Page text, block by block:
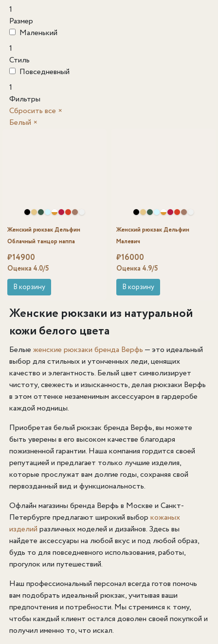
1
Размер
Маленький
1
Стиль
Повседневный
1
Фильтры
Сбросить все ×
Белый ×
Женский рюкзак Дельфин
Облачный танцор наппа
₽14900
Оценка 4.0/5
В корзину
Женский рюкзак Дельфин
Малевич
₽16000
Оценка 4.9/5
В корзину
Женские рюкзаки из натуральной
кожи белого цвета
Белые женские рюкзаки бренда Верфь — это идеальный
выбор для стильных и утонченных леди, ценящих
качество и элегантность. Белый цвет символизирует
чистоту, свежесть и изысканность, делая рюкзаки Верфь
в этом оттенке незаменимым аксессуаром в гардеробе
каждой модницы.
Приобретая белый рюкзак бренда Верфь, вы можете
быть уверены в его высоком качестве благодаря
пожизненной гарантии. Наша компания гордится своей
репутацией и предлагает только лучшие изделия,
которые прослужат вам долгие годы, сохраняя свой
первозданный вид и функциональность.
Офлайн магазины бренда Верфь в Москве и Санкт-
Петербурге предлагают широкий выбор кожаных
изделий различных моделей и дизайнов. Здесь вы
найдете аксессуары на любой вкус и под любой образ,
будь то для повседневного использования, работы,
прогулок или путешествий.
Наш профессиональный персонал всегда готов помочь
вам подобрать идеальный рюкзак, учитывая ваши
предпочтения и потребности. Мы стремимся к тому,
чтобы каждый клиент остался доволен своей покупкой и
получил именно то, что искал.